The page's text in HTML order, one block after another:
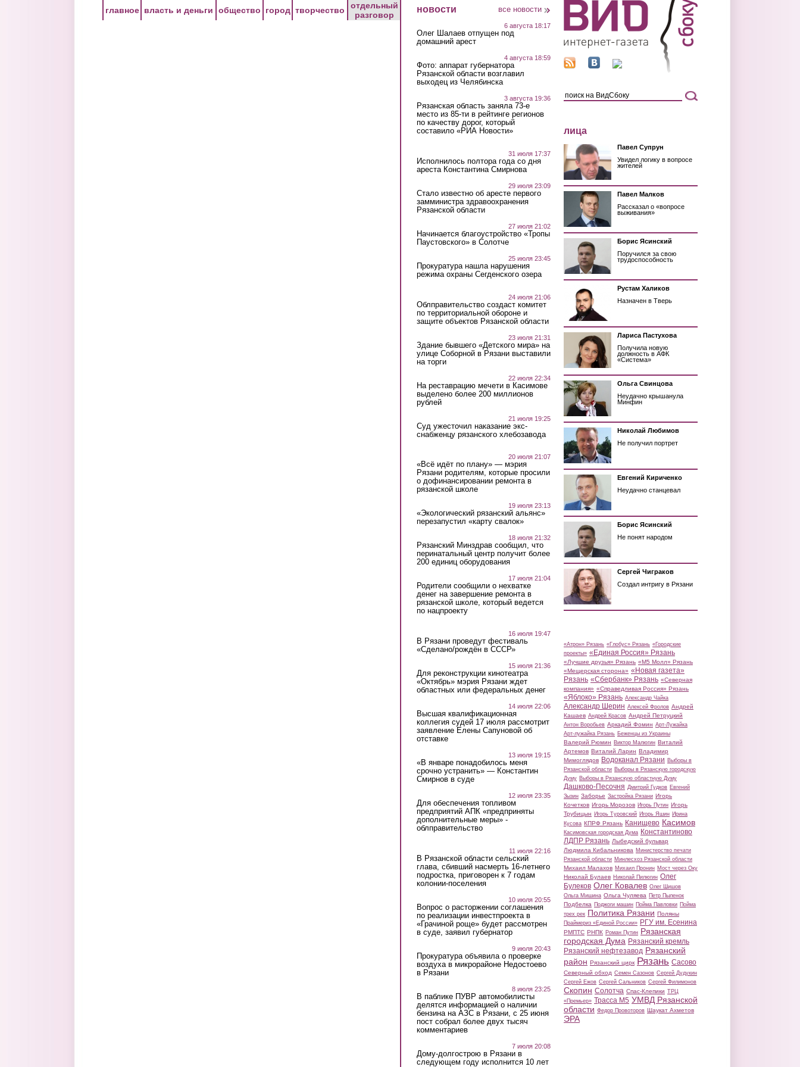
главное власть и деньги общество город творчество
отдельный
разговор
новости все новости
6 августа 18:17
Олег Шалаев отпущен под
домашний арест
4 августа 18:59
Фото: аппарат губернатора
Рязанской области возглавил
выходец из Челябинска
3 августа 19:36
Рязанская область заняла 73-е
место из 85-ти в рейтинге регионов
по качеству дорог, который
составило «РИА Новости»
31 июля 17:37
Исполнилось полтора года со дня
ареста Константина Смирнова
29 июля 23:09
Стало известно об аресте первого
замминистра здравоохранения
Рязанской области
27 июля 21:02
Начинается благоустройство «Тропы
Паустовского» в Солотче
25 июля 23:45
Прокуратура нашла нарушения
режима охраны Сегденского озера
24 июля 21:06
Облправительство создаст комитет
по территориальной обороне и
защите объектов Рязанской области
23 июля 21:31
Здание бывшего «Детского мира» на
улице Соборной в Рязани выставили
на торги
22 июля 22:34
На реставрацию мечети в Касимове
выделено более 200 миллионов
рублей
21 июля 19:25
Суд ужесточил наказание экс-
снабженцу рязанского хлебозавода
20 июля 21:07
«Всё идёт по плану» — мэрия
Рязани родителям, которые просили
о дофинансировании ремонта в
рязанской школе
19 июля 23:13
«Экологический рязанский альянс»
перезапустил «карту свалок»
18 июля 21:32
Рязанский Минздрав сообщил, что
перинатальный центр получит более
200 единиц оборудования
17 июля 21:04
Родители сообщили о нехватке
денег на завершение ремонта в
рязанской школе, который ведется
по нацпроекту
16 июля 19:47
В Рязани проведут фестиваль
«Сделано/рождён в СССР»
15 июля 21:36
Для реконструкции кинотеатра
«Октябрь» мэрия Рязани ждет
областных или федеральных денег
14 июля 22:06
Высшая квалификационная
коллегия судей 17 июля рассмотрит
заявление Елены Сапуновой об
отставке
13 июля 19:15
«В январе понадобилось меня
срочно устранить» — Константин
Смирнов в суде
12 июля 23:35
Для обеспечения топливом
предприятий АПК «предприняты
дополнительные меры» -
облправительство
11 июля 22:16
В Рязанской области сельский
глава, сбивший насмерть 16-летнего
подростка, приговорен к 7 годам
колонии-поселения
10 июля 20:55
Вопрос о расторжении соглашения
по реализации инвестпроекта в
«Грачиной роще» будет рассмотрен
в суде, заявил губернатор
9 июля 20:43
Прокуратура объявила о проверке
воздуха в микрорайоне Недостоево
в Рязани
8 июля 23:25
В паблике ПУВР автомобилисты
делятся информацией о наличии
бензина на АЗС в Рязани, с 25 июня
пост собрал более двух тысяч
комментариев
7 июля 20:08
Дому-долгострою в Рязани в
следующем году исполнится 10 лет
лица
Павел Супрун
Увидел логику в вопросе
жителей
Павел Малков
Рассказал о «вопросе
выживания»
Борис Ясинский
Поручился за свою
трудоспособность
Рустам Халиков
Назначен в Тверь
Лариса Пастухова
Получила новую
должность в АФК
«Система»
Ольга Свинцова
Неудачно крышанула
Минфин
Николай Любимов
Не получил портрет
Евгений Кириченко
Неудачно станцевал
Борис Ясинский
Не понят народом
Сергей Чиграков
Создал интригу в Рязани
«Атрон» Рязань «Глобус» Рязань «Городские
проекты» «Единая Россия» Рязань
«Лучшие друзья» Рязань «М5 Молл» Рязань
«Мещерская сторона» «Новая газета»
Рязань «Сбербанк» Рязань «Северная
компания» «Справедливая Россия» Рязань
«Яблоко» Рязань Александр Чайка
Александр Шерин Алексей Фролов Андрей
Кашаев Андрей Красов Андрей Петруцкий
Антон Воробьев Аркадий Фомин Арт-Лужайка
Арт-лужайка Рязань Беженцы из Украины
Валерий Рюмин Виктор Малюгин Виталий
Артемов Виталий Ларин Владимир
Мимоглядов Водоканал Рязани Выборы в
Рязанской области Выборы в Рязанскую городскую
Думу Выборы в Рязанскую областную Думу
Дашково-Песочня Дмитрий Гудков Евгений
Зызин Заборье Застройка Рязани Игорь
Кочетков Игорь Морозов Игорь Путин Игорь
Трубицын Игорь Туровский Игорь Яшин Ирина
Кусова КПРФ Рязань Канищево Касимов
Касимовская городская Дума Константиново
ЛДПР Рязань Лыбедский бульвар
Людмила Кибальникова Министерство печати
Рязанской области Минлесхоз Рязанской области
Михаил Малахов Михаил Пронин Мост через Оку
Николай Булаев Николай Пилюгин Олег
Булеков Олег Ковалев Олег Шишов
Ольга Мишина Ольга Чуляева Петр Пыленок
Подбелка Поджоги машин Пойма Павловки Пойма
трех рек Политика Рязани Поляны
Праймериз «Единой России» РГУ им. Есенина
РМПТС РНПК Роман Путин Рязанская
городская Дума Рязанский кремль
Рязанский нефтезавод Рязанский
район Рязанский цирк Рязань Сасово
Северный обход Семен Сазонов Сергей Дудукин
Сергей Ежов Сергей Сальников Сергей Филимонов
Скопин Солотча Спас-Клепики ТРЦ
«Премьер» Трасса М5 УМВД Рязанской
области Федор Провоторов Шаукат Ахметов
ЭРА